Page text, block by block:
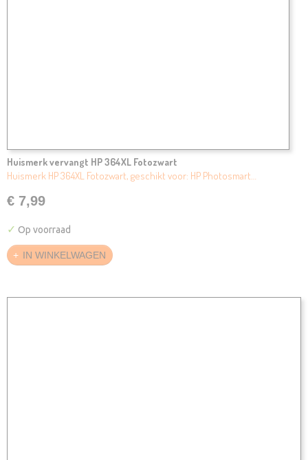
Huismerk vervangt HP 364XL Fotozwart
Huismerk HP 364XL Fotozwart, geschikt voor: HP Photosmart…
€ 7,99
✓ Op voorraad
IN WINKELWAGEN